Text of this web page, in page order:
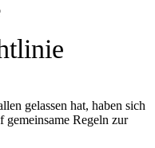
gelassen hat, haben sich
Regeln zur